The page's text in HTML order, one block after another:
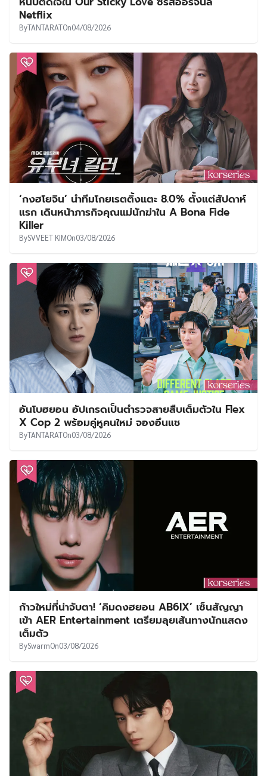
Netflix
ByTANTARATOn04/08/2026
‘กงฮโยจิน’ นำทีมโกยเรตติ้งแตะ 8.0% ตั้งแต่สัปดาห์
แรก เดินหน้าภารกิจคุณแม่นักฆ่าใน A Bona Fide
Killer
BySVVEET KIMOn03/08/2026
อันโบฮยอน อัปเกรดเป็นตำรวจสายสืบเต็มตัวใน Flex
X Cop 2 พร้อมคู่หูคนใหม่ จองอึนแช
ByTANTARATOn03/08/2026
ก้าวใหม่ที่น่าจับตา! ‘คิมดงฮยอน AB6IX’ เซ็นสัญญา
เข้า AER Entertainment เตรียมลุยเส้นทางนักแสดง
เต็มตัว
BySwarmOn03/08/2026